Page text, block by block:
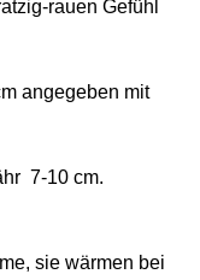
rauen Gefühl
angegeben mit
7-10 cm.
sie wärmen bei